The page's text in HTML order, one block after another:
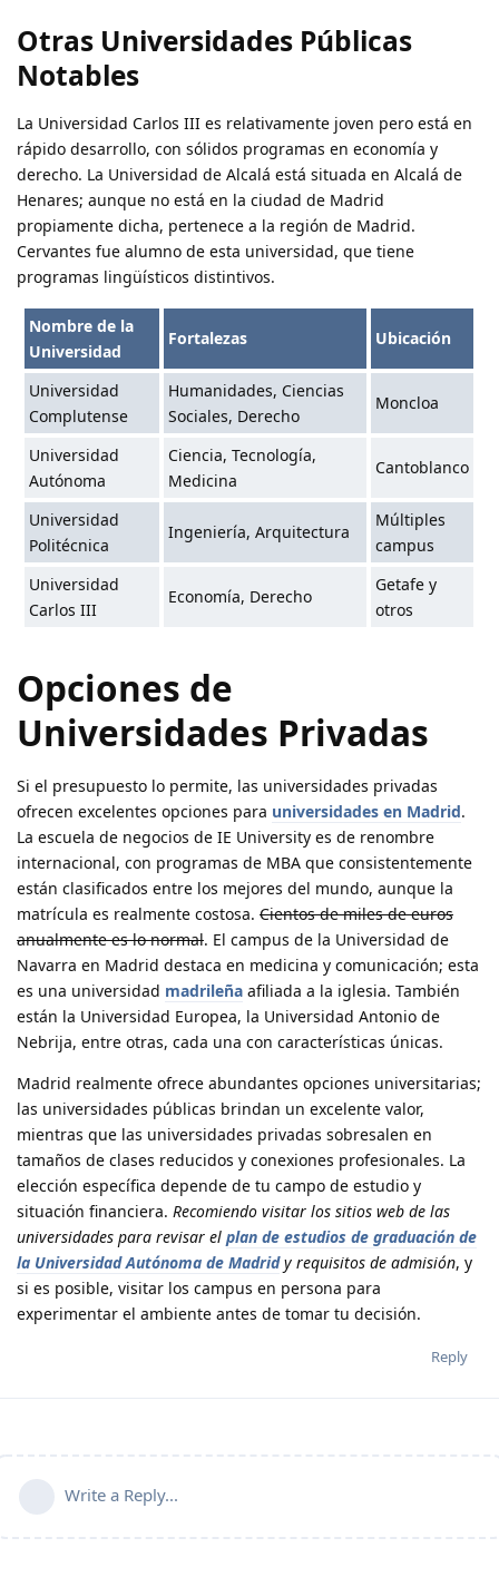
Otras Universidades Públicas
Notables
La Universidad Carlos III es relativamente joven pero está en
rápido desarrollo, con sólidos programas en economía y
derecho. La Universidad de Alcalá está situada en Alcalá de
Henares; aunque no está en la ciudad de Madrid
propiamente dicha, pertenece a la región de Madrid.
Cervantes fue alumno de esta universidad, que tiene
programas lingüísticos distintivos.
Nombre de la
Universidad
Fortalezas Ubicación
Universidad
Complutense
Humanidades, Ciencias
Sociales, Derecho
Moncloa
Universidad
Autónoma
Ciencia, Tecnología,
Medicina
Cantoblanco
Universidad
Politécnica
Ingeniería, Arquitectura
Múltiples
campus
Universidad
Carlos III
Economía, Derecho
Getafe y
otros
Opciones de
Universidades Privadas
Si el presupuesto lo permite, las universidades privadas
ofrecen excelentes opciones para universidades en Madrid.
La escuela de negocios de IE University es de renombre
internacional, con programas de MBA que consistentemente
están clasificados entre los mejores del mundo, aunque la
matrícula es realmente costosa. Cientos de miles de euros
anualmente es lo normal. El campus de la Universidad de
Navarra en Madrid destaca en medicina y comunicación; esta
es una universidad madrileña afiliada a la iglesia. También
están la Universidad Europea, la Universidad Antonio de
Nebrija, entre otras, cada una con características únicas.
Madrid realmente ofrece abundantes opciones universitarias;
las universidades públicas brindan un excelente valor,
mientras que las universidades privadas sobresalen en
tamaños de clases reducidos y conexiones profesionales. La
elección específica depende de tu campo de estudio y
situación financiera. Recomiendo visitar los sitios web de las
universidades para revisar el plan de estudios de graduación de
la Universidad Autónoma de Madridy requisitos de admisión, y
si es posible, visitar los campus en persona para
experimentar el ambiente antes de tomar tu decisión.
Reply
Write a Reply...